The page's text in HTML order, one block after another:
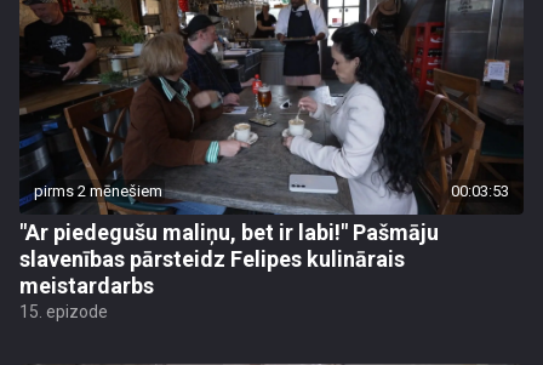
pirms 2 mēnešiem 00:03:53
"Ar piedegušu maliņu, bet ir labi!" Pašmāju
slavenības pārsteidz Felipes kulinārais
meistardarbs
15. epizode